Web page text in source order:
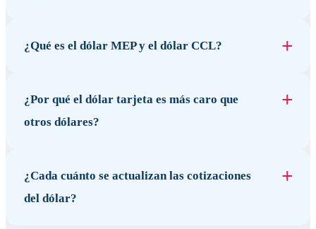
¿Qué es el dólar MEP y el dólar CCL?
¿Por qué el dólar tarjeta es más caro que
otros dólares?
¿Cada cuánto se actualizan las cotizaciones
del dólar?